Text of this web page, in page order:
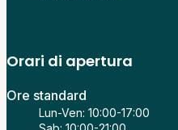
Orari di apertura
Ore standard
Lun-Ven: 10:00-17:00